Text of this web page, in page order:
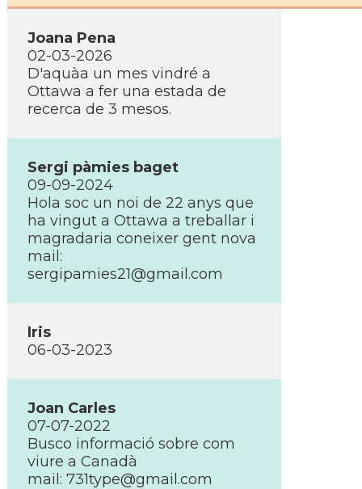
Joana Pena
02-03-2026
D'aquàa un mes vindré a
Ottawa a fer una estada de
recerca de 3 mesos.
Sergi pàmies baget
09-09-2024
Hola soc un noi de 22 anys que
ha vingut a Ottawa a treballar i
magradaria coneixer gent nova
mail:
sergipamies21@gmail.com
Iris
06-03-2023
Joan Carles
07-07-2022
Busco informació sobre com
viure a Canadà
mail: 731type@gmail.com